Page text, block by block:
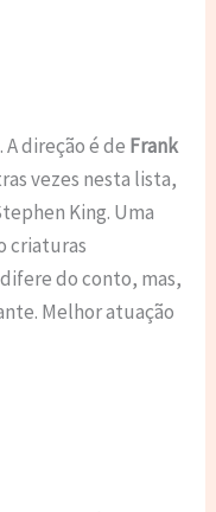
direção é de Frank
vezes nesta lista,
King. Uma
criaturas
do conto, mas,
Melhor atuação